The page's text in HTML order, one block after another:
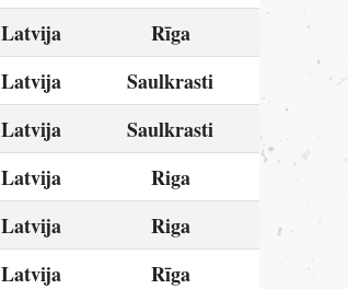
Latvija
Rīga
Latvija
Saulkrasti
Latvija
Saulkrasti
Latvija
Riga
Latvija
Riga
Latvija
Rīga